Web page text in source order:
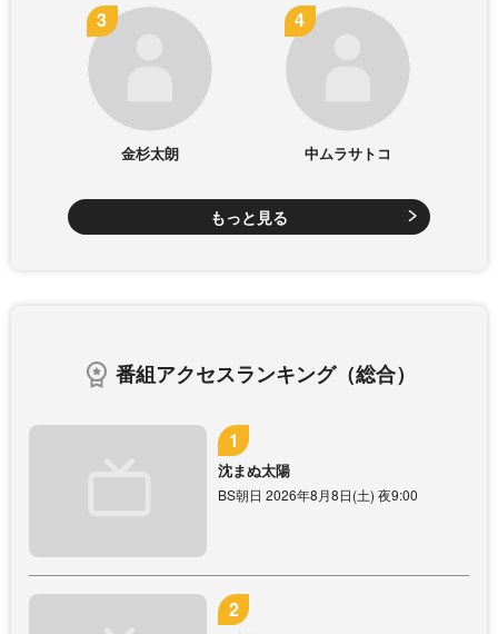
金杉太朗 中ムラサトコ
もっと見る
番組アクセスランキング（総合）
沈まぬ太陽
BS朝日 2026年8月8日(土) 夜9:00